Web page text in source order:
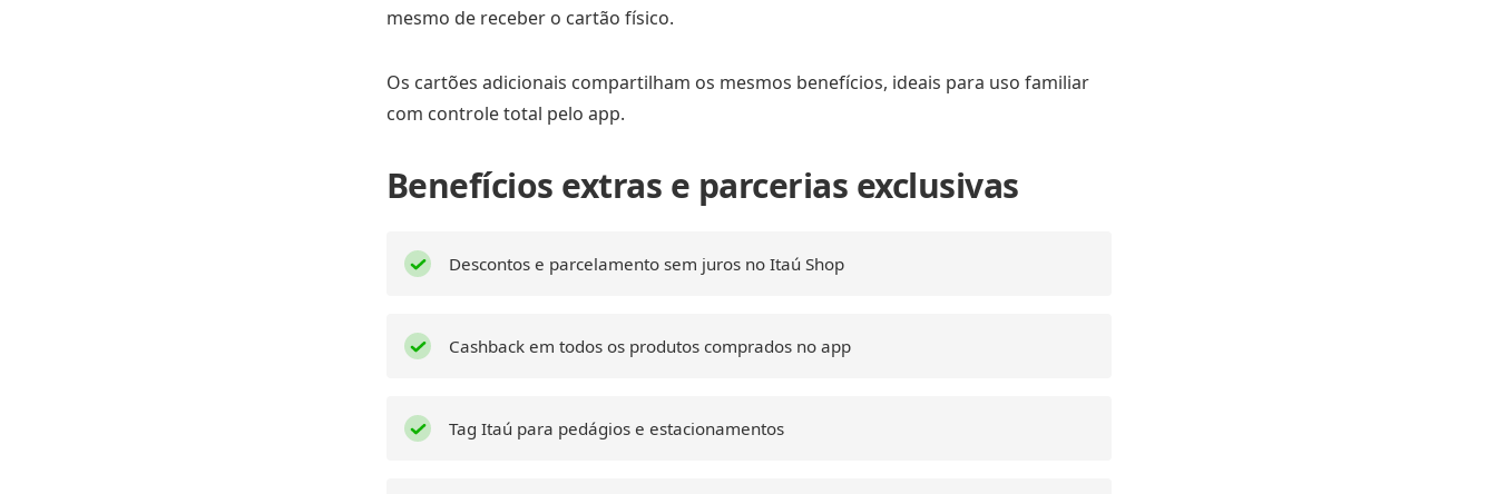
mesmo de receber o cartão físico.
Os cartões adicionais compartilham os mesmos benefícios, ideais para uso familiar
com controle total pelo app.
Benefícios extras e parcerias exclusivas
Descontos e parcelamento sem juros no Itaú Shop
Cashback em todos os produtos comprados no app
Tag Itaú para pedágios e estacionamentos